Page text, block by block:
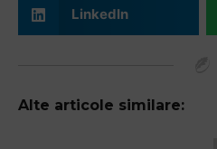
LinkedIn
Alte articole similare: